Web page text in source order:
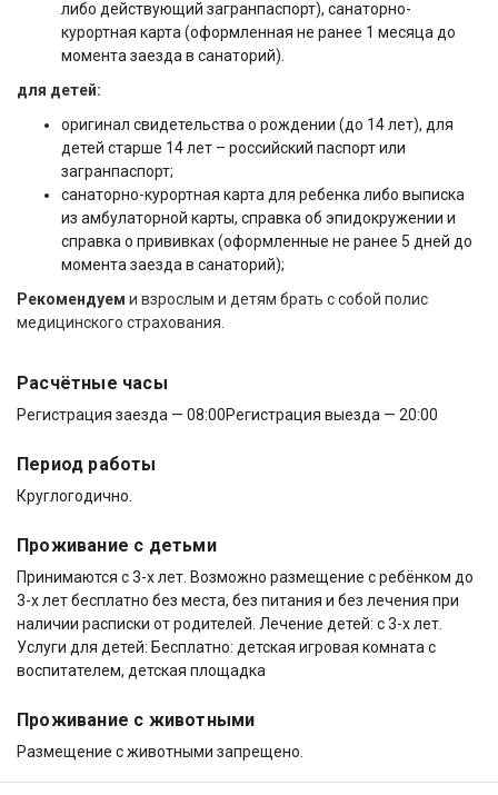
либо действующий загранпаспорт), санаторно-
курортная карта (оформленная не ранее 1 месяца до
момента заезда в санаторий).
для детей:
оригинал свидетельства о рождении (до 14 лет), для
детей старше 14 лет – российский паспорт или
загранпаспорт;
санаторно-курортная карта для ребенка либо выписка
из амбулаторной карты, справка об эпидокружении и
справка о прививках (оформленные не ранее 5 дней до
момента заезда в санаторий);
Рекомендуем и взрослым и детям брать с собой полис
медицинского страхования.
Расчётные часы
Регистрация заезда — 08:00Регистрация выезда — 20:00
Период работы
Круглогодично.
Проживание с детьми
Принимаются c 3-х лет. Возможно размещение с ребёнком до
3-х лет бесплатно без места, без питания и без лечения при
наличии расписки от родителей. Лечение детей: c 3-х лет.
Услуги для детей: Бесплатно: детская игровая комната с
воспитателем, детская площадка
Проживание с животными
Размещение с животными запрещено.